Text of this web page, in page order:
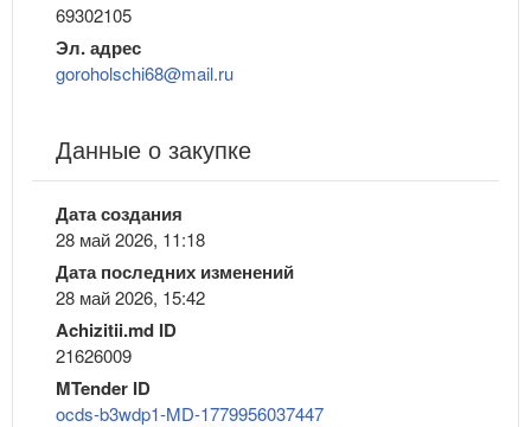
69302105
Эл. адрес
goroholschi68@mail.ru
Данные о закупке
Дата создания
28 май 2026, 11:18
Дата последних изменений
28 май 2026, 15:42
Achizitii.md ID
21626009
MTender ID
ocds-b3wdp1-MD-1779956037447